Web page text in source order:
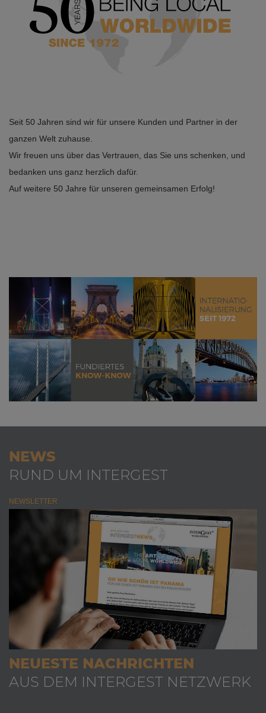
Seit 50 Jahren sind wir für unsere Kunden und Partner in der
ganzen Welt zuhause.
Wir freuen uns über das Vertrauen, das Sie uns schenken, und
bedanken uns ganz herzlich dafür.
Auf weitere 50 Jahre für unseren gemeinsamen Erfolg!
NEWS
RUND UM INTERGEST
NEWSLETTER
NEUESTE NACHRICHTEN
AUS DEM INTERGEST NETZWERK